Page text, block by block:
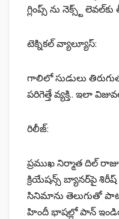
గ్లింప్స్ ను నెక్స్ట్ లెవల్‌కు
టెక్నికల్ వ్యాల్యూస్:
గాలిలో సుడులు
పరిగెత్తే వ్యక్తి.. ఇలా
రిలీజ్:
ప్రముఖ నిర్మాత దిల్
క్రియేషన్స్ బ్యానర్‌పై శిరీష్
సినిమాను తెలుగుతో
హిందీ భాషల్లో పాన్